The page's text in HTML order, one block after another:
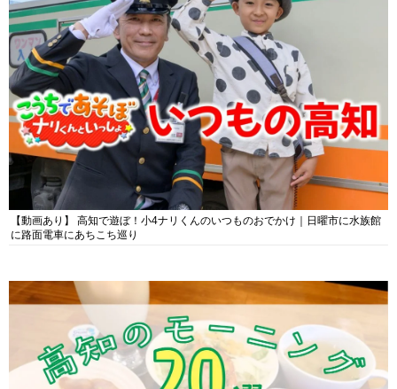
【動画あり】 高知で遊ぼ！小4ナリくんのいつものおでかけ｜日曜市に水族館
に路面電車にあちこち巡り